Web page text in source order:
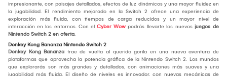
impresionante, con paisajes detallados, efectos de luz dinámicos y una mayor fluidez en
la jugabilidad. El rendimiento mejorado en la Switch 2 ofrece una experiencia de
exploración más fluida, con tiempos de carga reducidos y un mayor nivel de
interacción en los entornos. Con el Cyber Wow podrás llevarte los nuevos juegos de
Nintendo Switch 2 en oferta.
Donkey Kong Bananza Nintendo Switch 2
Donkey Kong Bananza trae de vuelta al querido gorila en una nueva aventura de
plataformas que aprovecha la potencia gráfica de la Nintendo Switch 2. Los mundos
que explorarás son más grandes y detallados, con animaciones más suaves y una
jugabilidad más fluida. El diseño de niveles es innovador, con nuevas mecánicas de